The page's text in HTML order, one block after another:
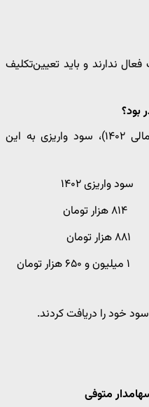
ندارند و باید تعیین‌تکلیف
بود؟
در مرحله قبلی (مربوط به عملکرد مالی ۱۴۰۲)، سود واریزی به این
۱۴۰۲
خود را دریافت کردند.